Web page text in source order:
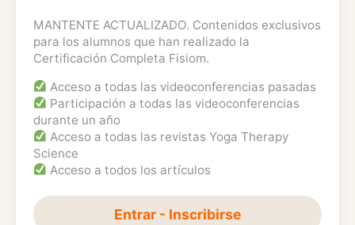
MANTENTE ACTUALIZADO. Contenidos exclusivos
para los alumnos que han realizado la
Certificación Completa Fisiom.
Acceso a todas las videoconferencias pasadas
Participación a todas las videoconferencias
durante un año
Acceso a todas las revistas Yoga Therapy
Science
Acceso a todos los artículos
Entrar - Inscribirse